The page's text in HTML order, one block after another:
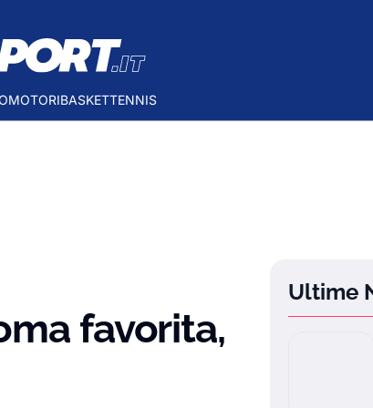
MOTORIBASKETTENNIS
favorita,
Ultime